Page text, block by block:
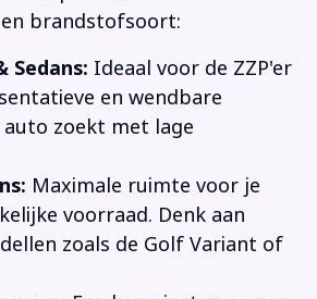
brandstofsoort:
Sedans: Ideaal voor de ZZP'er
en wendbare
zoekt met lage
Maximale ruimte voor je
voorraad. Denk aan
zoals de Golf Variant of